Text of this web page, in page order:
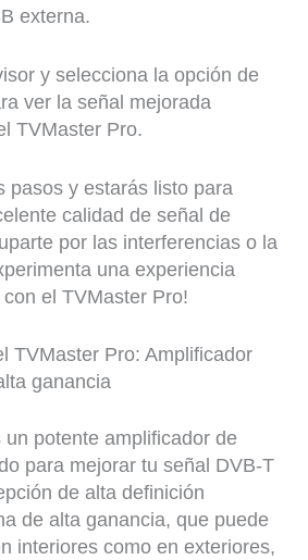
externa.
y selecciona la opción de
ver la señal mejorada
TVMaster Pro.
pasos y estarás listo para
calidad de señal de
por las interferencias o la
una experiencia
el TVMaster Pro!
TVMaster Pro: Amplificador
ganancia
potente amplificador de
para mejorar tu señal DVB-T
de alta definición
de alta ganancia, que puede
interiores como en exteriores,